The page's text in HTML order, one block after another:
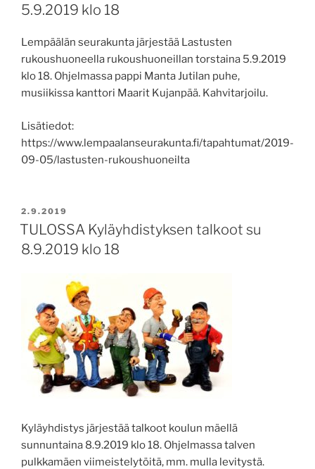
5.9.2019 klo 18
Lempäälän seurakunta järjestää Lastusten
rukoushuoneella rukoushuoneillan torstaina 5.9.2019
klo 18. Ohjelmassa pappi Manta Jutilan puhe,
musiikissa kanttori Maarit Kujanpää. Kahvitarjoilu.
Lisätiedot:
https://www.lempaalanseurakunta.fi/tapahtumat/2019-
09-05/lastusten-rukoushuoneilta
JULKAISTU
2.9.2019
TULOSSA Kyläyhdistyksen talkoot su
8.9.2019 klo 18
Kyläyhdistys järjestää talkoot koulun mäellä
sunnuntaina 8.9.2019 klo 18. Ohjelmassa talven
pulkkamäen viimeistelytöitä, mm. mulla levitystä.